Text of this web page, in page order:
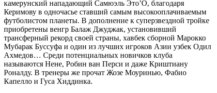
камерунский напада­ющий Самюэль Это’О, благодаря
Керимову в одночасье ставший самым высокооплачиваемым
футболистом планеты. В дополнение к суперзвездной тройке
приобретены венгр Балаж Джуджак, установивший
трансферный рекорд своей страны, хавбек сборной Марокко
Мубарак Буссуфа и один из лучших игроков Азии узбек Одил
Ахмедов… Среди потенциальных новичков клуба
называются Нене, Робин ван Перси и даже Криштиану
Роналду. В тренеры же прочат Жозе Моуринью, Фабио
Капелло и Гуса Хиддинка.